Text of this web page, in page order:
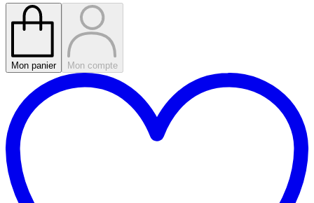
Mon panier Mon compte